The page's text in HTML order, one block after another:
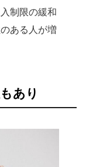
制限の緩和
ある人が増
あり